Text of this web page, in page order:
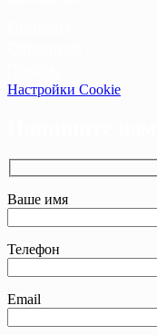
Настройки Cookie
Ваше имя
Телефон
Email